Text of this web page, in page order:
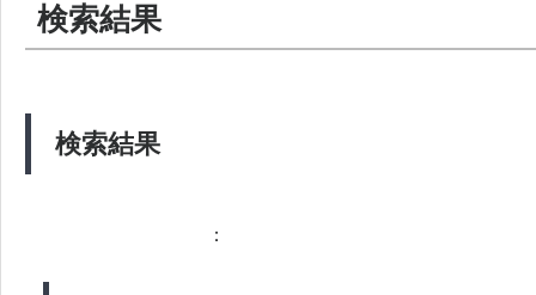
検索結果
検索結果
：